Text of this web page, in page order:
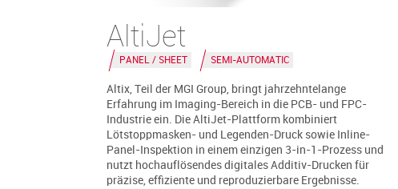
AltiJet
PANEL / SHEET SEMI-AUTOMATIC
Altix, Teil der MGI Group, bringt jahrzehntelange
Erfahrung im Imaging-Bereich in die PCB- und FPC-
Industrie ein. Die AltiJet-Plattform kombiniert
Lötstoppmasken- und Legenden-Druck sowie Inline-
Panel-Inspektion in einem einzigen 3-in-1-Prozess und
nutzt hochauflösendes digitales Additiv-Drucken für
präzise, effiziente und reproduzierbare Ergebnisse.